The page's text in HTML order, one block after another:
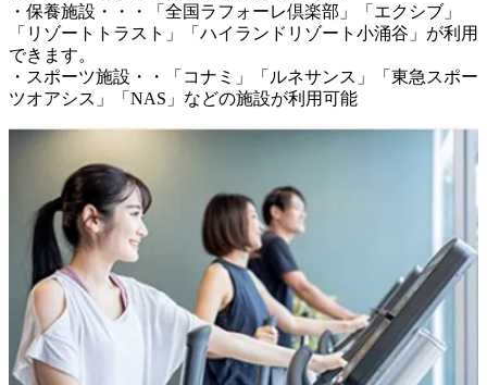
・保養施設・・・「全国ラフォーレ倶楽部」「エクシブ」
「リゾートトラスト」「ハイランドリゾート小涌谷」が利用
できます。
・スポーツ施設・・「コナミ」「ルネサンス」「東急スポー
ツオアシス」「NAS」などの施設が利用可能